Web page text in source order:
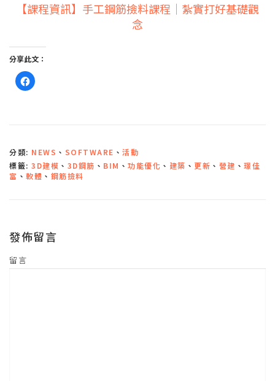
【課程資訊】手工鋼筋撿料課程｜紮實打好基礎觀
念
分享此文：
按
一
e
o
o
k
開
啟
分類: NEWS 、 SOFTWARE 、 活動
標籤: 3D建模 、 3D鋼筋 、 BIM 、 功能優化 、 建築 、 更新 、 營建 、 璟佳
富 、 軟體 、 鋼筋撿料
發佈留言
留言